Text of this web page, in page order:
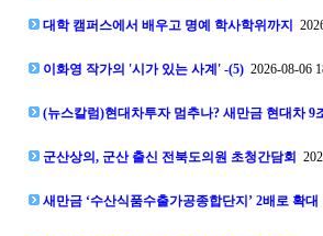
대학 캠퍼스에서 배우고 명예 학사학위까지
이화영 작가의 '시가 있는 사계' -(5) 2026-08-06
(뉴스칼럼)현대차투자 멈추나? 새만금 현대차 9
군산상의, 군산 출신 전북도의원 초청간담회
새만금 ‘수산식품수출가공종합단지’ 2배로 확대